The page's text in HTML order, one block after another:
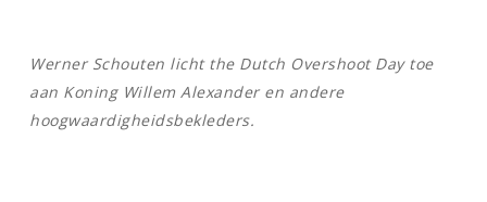
Werner Schouten licht the Dutch Overshoot Day toe
aan Koning Willem Alexander en andere
hoogwaardigheidsbekleders.